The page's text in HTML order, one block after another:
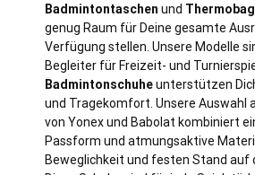
Badmintontaschen und
genug Raum für Deine gesamte
Verfügung stellen. Unsere Modelle
Begleiter für Freizeit- und
Badmintonschuheunterstützen
und Tragekomfort. Unsere Auswahl
von Yonex und Babolat kombiniert
Passform und atmungsaktive
Beweglichkeit und festen Stand auf